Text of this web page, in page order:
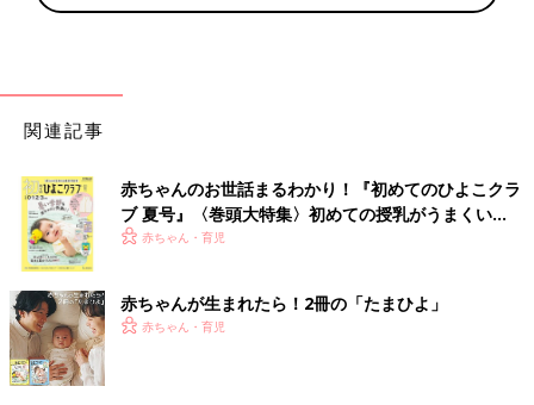
習慣になってしまいました。
関連記事
赤ちゃんのお世話まるわかり！『初めてのひよこクラ
ブ 夏号』〈巻頭大特集〉初めての授乳がうまくい
く！ おっぱい・ミルクの基本と夏のトラブル 解決テ
赤ちゃん・育児
赤ちゃんが生まれたら！2冊の「たまひよ」
赤ちゃん・育児